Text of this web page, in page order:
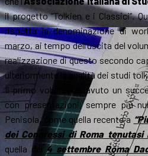
il progetto “Tolkien e i Classici”.
rispetta la denominazione di
marzo, ai tempo dell’uscita del
realizzazione di questo secondo
ulteriormente la qualità dei studi
Il primo volume ha avuto un
con presentazioni, sempre più
Penisola, come quella recente a
dei Congressi di Roma tenutasi
quella del 4 settembre Roma